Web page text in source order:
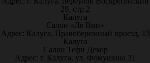
29, стр.2
Калуга
Салон «Ле Вин»
Адрес: Калуга, Правобережный проезд, 13
Калуга
Салон Тефи Декор
Адрес: г. Калуга, ул. Фомушина 31